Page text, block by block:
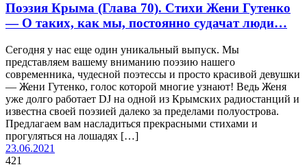
Поэзия Крыма (Глава 70). Стихи Жени Гутенко
— О таких, как мы, постоянно судачат люди…
Сегодня у нас еще один уникальный выпуск. Мы
представляем вашему вниманию поэзию нашего
современника, чудесной поэтессы и просто красивой девушки
— Жени Гутенко, голос которой многие узнают! Ведь Женя
уже долго работает DJ на одной из Крымских радиостанций и
известна своей поэзией далеко за пределами полуострова.
Предлагаем вам насладиться прекрасными стихами и
прогуляться на лошадях […]
23.06.2021
421